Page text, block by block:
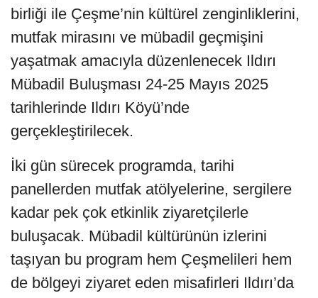
birliği ile Çeşme’nin kültürel zenginliklerini,
mutfak mirasını ve mübadil geçmişini
yaşatmak amacıyla düzenlenecek Ildırı
Mübadil Buluşması 24-25 Mayıs 2025
tarihlerinde Ildırı Köyü’nde
gerçekleştirilecek.
İki gün sürecek programda, tarihi
panellerden mutfak atölyelerine, sergilere
kadar pek çok etkinlik ziyaretçilerle
buluşacak. Mübadil kültürünün izlerini
taşıyan bu program hem Çeşmelileri hem
de bölgeyi ziyaret eden misafirleri Ildırı’da